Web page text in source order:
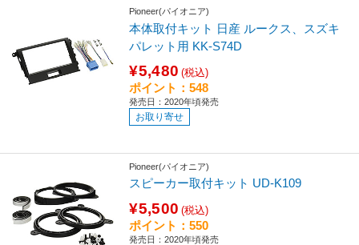
Pioneer(パイオニア)
本体取付キット 日産 ルークス、スズキ
パレット用 KK-S74D
¥5,480 (税込)
ポイント：548
発売日：2020年頃発売
お取り寄せ
Pioneer(パイオニア)
スピーカー取付キット UD-K109
¥5,500 (税込)
ポイント：550
発売日：2020年頃発売